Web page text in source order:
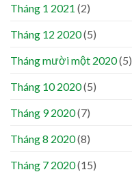
Tháng 1 2021 (2)
Tháng 12 2020(5)
Tháng mười một 2020(5)
Tháng 10 2020(5)
Tháng 9 2020(7)
Tháng 8 2020(8)
Tháng 7 2020(15)